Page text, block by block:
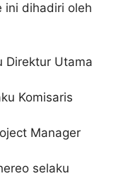
ini dihadiri oleh
Direktur Utama
Komisaris
Manager
selaku